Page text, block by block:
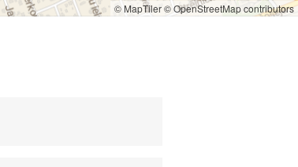
© MapTiler© OpenStreetMap contributors